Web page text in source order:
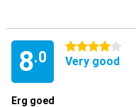
8.0
4 stars
Very good
Erg goed